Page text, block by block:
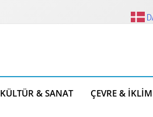
KÜLTÜR & SANAT ÇEVRE & İKLIM